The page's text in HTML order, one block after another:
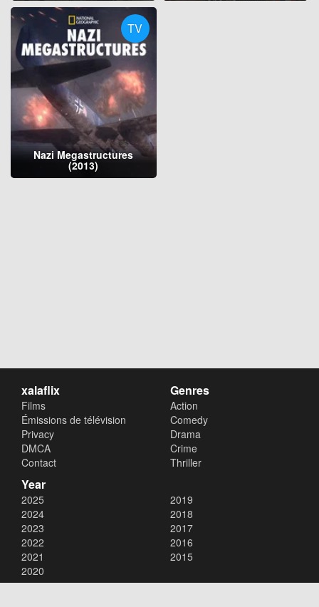
TV
Nazi Megastructures
(2013)
xalaflix
Films
Émissions de télévision
Privacy
DMCA
Contact
Genres
Action
Comedy
Drama
Crime
Thriller
Year
2025
2024
2023
2022
2021
2020
2019
2018
2017
2016
2015